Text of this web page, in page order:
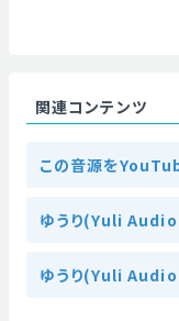
関連コンテンツ
この音源を
ゆうり(Yuli
ゆうり(Yuli